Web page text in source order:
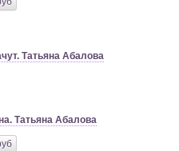
Татьяна Абалова
Татьяна Абалова